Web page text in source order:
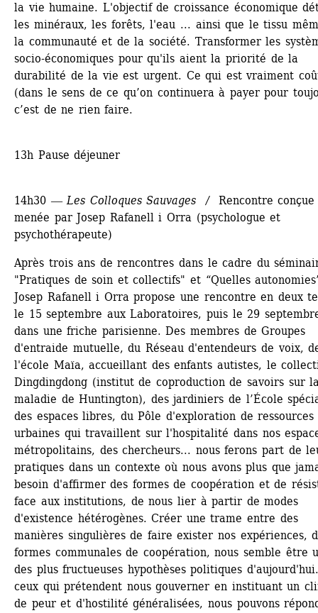
la vie humaine. L'objectif de croissance économique
les minéraux, les forêts, l'eau ... ainsi que le tissu
la communauté et de la société. Transformer les
socio-économiques pour qu'ils aient la priorité de la
durabilité de la vie est urgent. Ce qui est vraiment
(dans le sens de ce qu’on continuera à payer pour
c’est de ne rien faire.
13h Pause déjeuner
14h30 ― Les Colloques Sauvages /
Rencontre
menée par Josep Rafanell i Orra (psychologue et
psychothérapeute)
Après trois ans de rencontres dans le cadre du
"Pratiques de soin et collectifs" et “Quelles
Josep Rafanell i Orra propose une rencontre en deux
le 15 septembre aux Laboratoires, puis le 29
dans une friche parisienne. Des membres de Groupes
d'entraide mutuelle, du Réseau d'entendeurs de voix,
l'école Maïa, accueillant des enfants autistes, le
Dingdingdong (institut de coproduction de savoirs sur
maladie de Huntington), des jardiniers de l’École
des espaces libres, du Pôle d'exploration de ressources
urbaines qui travaillent sur l'hospitalité dans nos
métropolitains, des chercheurs... nous ferons part de
pratiques dans un contexte où nous avons plus que
besoin d'affirmer des formes de coopération et de
face aux institutions, de nous lier à partir de modes
d'existence hétérogènes. Créer une trame entre des
manières singulières de faire exister nos expériences,
formes communales de coopération, nous semble être
des plus fructueuses hypothèses politiques
ceux qui prétendent nous gouverner en instituant un
de peur et d'hostilité généralisées, nous pouvons